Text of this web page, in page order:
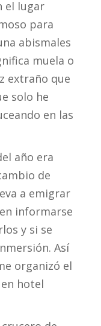
el lugar
para
abismales
muela o
extraño que
solo he
en las
año era
de
a emigrar
informarse
y si se
Así
organizó el
hotel